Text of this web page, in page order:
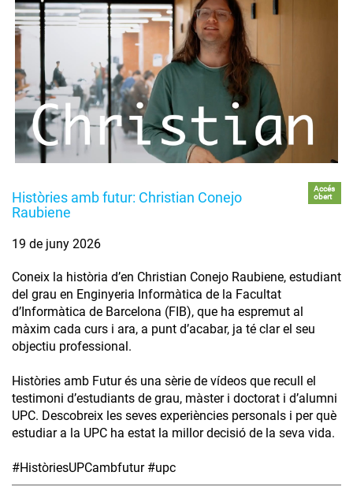
Històries amb futur: Christian Conejo
Raubiene
Accés
obert
19 de juny 2026
Coneix la història d’en Christian Conejo Raubiene, estudiant
del grau en Enginyeria Informàtica de la Facultat
d’Informàtica de Barcelona (FIB), que ha espremut al
màxim cada curs i ara, a punt d’acabar, ja té clar el seu
objectiu professional.
Històries amb Futur és una sèrie de vídeos que recull el
testimoni d’estudiants de grau, màster i doctorat i d’alumni
UPC. Descobreix les seves experiències personals i per què
estudiar a la UPC ha estat la millor decisió de la seva vida.
#HistòriesUPCambfutur #upc